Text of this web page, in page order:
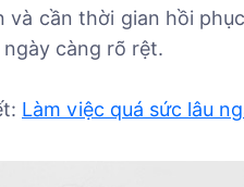
và cần thời gian hồi
càng rõ rệt.
Làm việc quá sức lâu